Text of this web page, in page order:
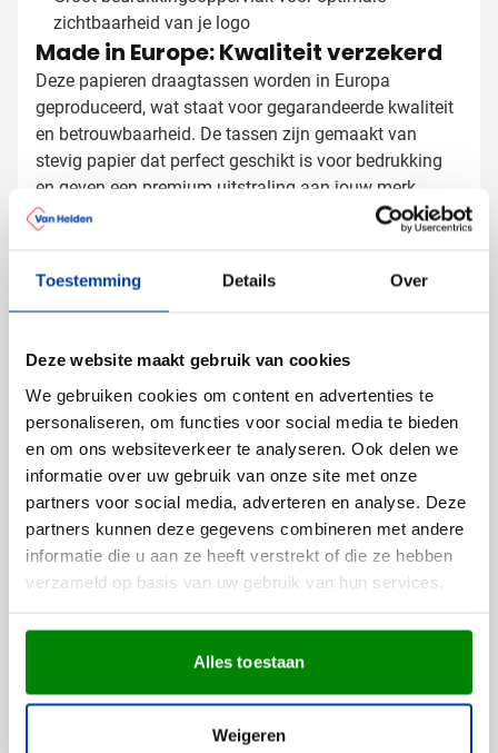
Toestemming Details Over
Deze website maakt gebruik van cookies
We gebruiken cookies om content en advertenties te
personaliseren, om functies voor social media te bieden
en om ons websiteverkeer te analyseren. Ook delen we
informatie over uw gebruik van onze site met onze
partners voor social media, adverteren en analyse. Deze
partners kunnen deze gegevens combineren met andere
informatie die u aan ze heeft verstrekt of die ze hebben
verzameld op basis van uw gebruik van hun services.
Alles toestaan
Weigeren
zichtbaarheid van je logo
Made in Europe: Kwaliteit verzekerd
Deze papieren draagtassen worden in Europa
geproduceerd, wat staat voor gegarandeerde kwaliteit
en betrouwbaarheid. De tassen zijn gemaakt van
stevig papier dat perfect geschikt is voor bedrukking
en geven een premium uitstraling aan jouw merk
tijdens het winkelen of op events.
Papieren tassen laten bedrukken
met logo
Met je bedrijfslogo in één of meer kleuren
Bedrukking is mogelijk op één zijde van de tas
Door je papieren tassen te laten bedrukken, maak je
van een alledaags product een effectief
marketinginstrument dat jouw merk onder de
Gratis digitaal voorbeeld van je
bedrukte papieren tas
Wil je zien hoe jouw logo eruit ziet op deze papieren
krijg een duidelijk beeld van het eindresultaat voordat
je bestelt. Neem contact met ons op voor specifieke